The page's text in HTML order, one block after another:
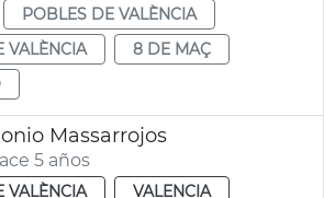
POBLES DE VALÈNCIA
VALÈNCIA
8 DE MAÇ
Massarrojos
5 años
VALÈNCIA
VALENCIA